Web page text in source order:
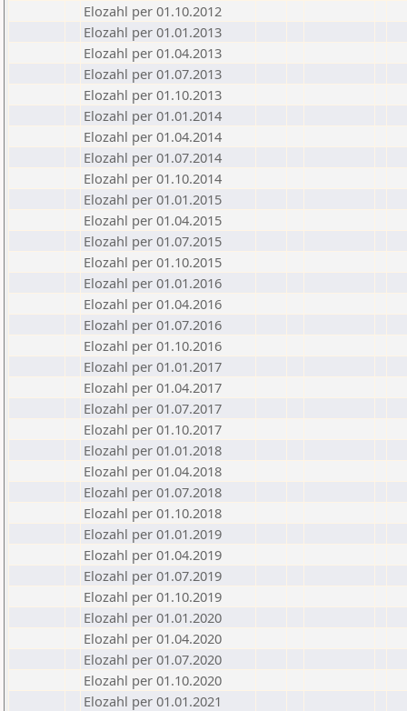
Elozahl per 01.10.2012
Elozahl per 01.01.2013
Elozahl per 01.04.2013
Elozahl per 01.07.2013
Elozahl per 01.10.2013
Elozahl per 01.01.2014
Elozahl per 01.04.2014
Elozahl per 01.07.2014
Elozahl per 01.10.2014
Elozahl per 01.01.2015
Elozahl per 01.04.2015
Elozahl per 01.07.2015
Elozahl per 01.10.2015
Elozahl per 01.01.2016
Elozahl per 01.04.2016
Elozahl per 01.07.2016
Elozahl per 01.10.2016
Elozahl per 01.01.2017
Elozahl per 01.04.2017
Elozahl per 01.07.2017
Elozahl per 01.10.2017
Elozahl per 01.01.2018
Elozahl per 01.04.2018
Elozahl per 01.07.2018
Elozahl per 01.10.2018
Elozahl per 01.01.2019
Elozahl per 01.04.2019
Elozahl per 01.07.2019
Elozahl per 01.10.2019
Elozahl per 01.01.2020
Elozahl per 01.04.2020
Elozahl per 01.07.2020
Elozahl per 01.10.2020
Elozahl per 01.01.2021